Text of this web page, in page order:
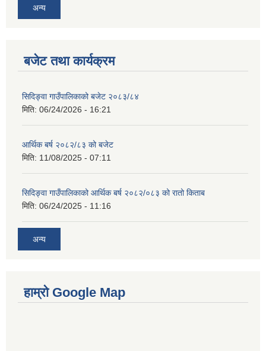
अन्य
बजेट तथा कार्यक्रम
सिदिङ्वा गाउँपालिकाको बजेट २०८३/८४
मिति: 06/24/2026 - 16:21
आर्थिक बर्ष २०८२/८३ को बजेट
मिति: 11/08/2025 - 07:11
सिदिङ्वा गाउँपालिकाको आर्थिक बर्ष २०८२/०८३ को रातो किताब
मिति: 06/24/2025 - 11:16
अन्य
हाम्रो Google Map